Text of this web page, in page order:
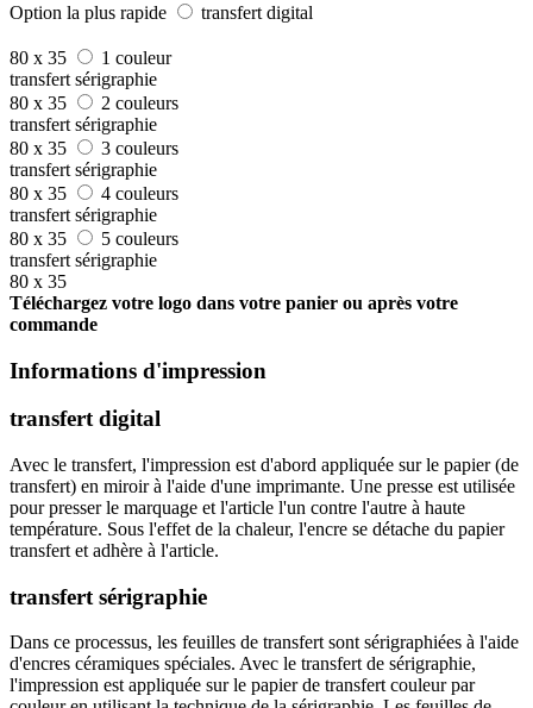
Option la plus rapide
transfert digital
80 x 35
1 couleur
transfert sérigraphie
80 x 35
2 couleurs
transfert sérigraphie
80 x 35
3 couleurs
transfert sérigraphie
80 x 35
4 couleurs
transfert sérigraphie
80 x 35
5 couleurs
transfert sérigraphie
80 x 35
Téléchargez votre logo dans votre panier ou après votre
commande
Informations d'impression
transfert digital
Avec le transfert, l'impression est d'abord appliquée sur le papier (de
transfert) en miroir à l'aide d'une imprimante. Une presse est utilisée
pour presser le marquage et l'article l'un contre l'autre à haute
température. Sous l'effet de la chaleur, l'encre se détache du papier
transfert et adhère à l'article.
transfert sérigraphie
Dans ce processus, les feuilles de transfert sont sérigraphiées à l'aide
d'encres céramiques spéciales. Avec le transfert de sérigraphie,
l'impression est appliquée sur le papier de transfert couleur par